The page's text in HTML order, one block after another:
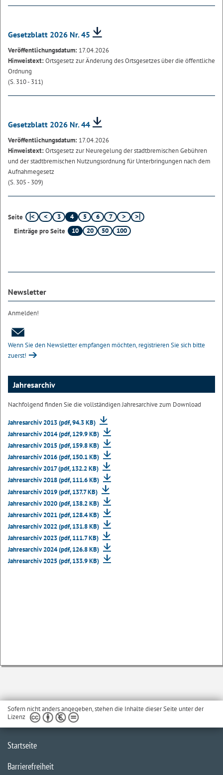
Gesetzblatt 2026 Nr. 45
Veröffentlichungsdatum: 17.04.2026
Hinweistext:Ortsgesetz zur Änderung des Ortsgesetzes über die öffentliche
Ordnung
(S. 310 - 311)
Gesetzblatt 2026 Nr. 44
Veröffentlichungsdatum: 17.04.2026
Hinweistext:Ortsgesetz zur Neuregelung der stadtbremischen Gebühren
und der stadtbremischen Nutzungsordnung für Unterbringungen nach dem
Aufnahmegesetz
(S. 305 - 309)
Seite 3 4 5 6
7
Einträge pro Seite
10 20 50 100
Newsletter
Anmelden!
Wenn Sie den Newsletter empfangen möchten, registrieren Sie sich bitte
zuerst!
Jahresarchiv
Nachfolgend finden Sie die vollständigen Jahresarchive zum Download
Jahresarchiv 2013 (pdf, 94.3 KB)
Jahresarchiv 2014 (pdf, 129.9 KB)
Jahresarchiv 2015 (pdf, 159.8 KB)
Jahresarchiv 2016 (pdf, 150.1 KB)
Jahresarchiv 2017 (pdf, 132.2 KB)
Jahresarchiv 2018 (pdf, 111.6 KB)
Jahresarchiv 2019 (pdf, 137.7 KB)
Jahresarchiv 2020 (pdf, 138.2 KB)
Jahresarchiv 2021 (pdf, 128.4 KB)
Jahresarchiv 2022 (pdf, 131.8 KB)
Jahresarchiv 2023 (pdf, 111.7 KB)
Jahresarchiv 2024 (pdf, 126.8 KB)
Jahresarchiv 2025 (pdf, 133.9 KB)
Sofern nicht anders angegeben, stehen die Inhalte dieser Seite unter der
Lizenz
Startseite
Barrierefreiheit